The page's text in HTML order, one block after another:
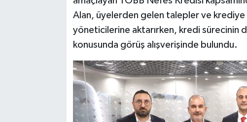
Alan, üyelerden gelen talepler ve krediye
yöneticilerine aktarırken, kredi sürecinin
konusunda görüş alışverişinde bulundu.